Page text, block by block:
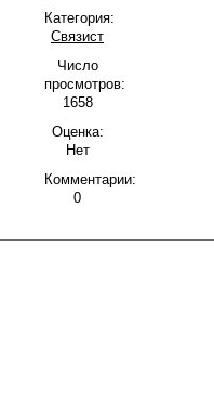
Категория:
Связист
Число
просмотров:
1658
Оценка:
Нет
Комментарии:
0